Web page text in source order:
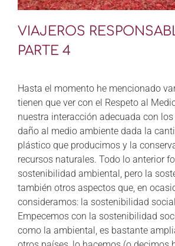
VIAJEROS
PARTE 4
Hasta el momento he mencionado
tienen que ver con el Respeto al
nuestra interacción adecuada con
daño al medio ambiente dada la
plástico que producimos y la
recursos naturales. Todo lo anterior
sostenibilidad ambiental, pero la
también otros aspectos que, en
consideramos: la sostenibilidad
Empecemos con la sostenibilidad
como la ambiental, es bastante